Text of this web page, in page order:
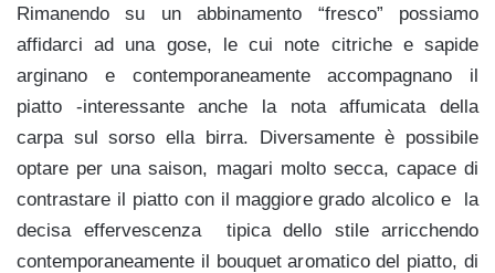
Rimanendo su un abbinamento “fresco” possiamo
affidarci ad una gose, le cui note citriche e sapide
arginano e contemporaneamente accompagnano il
piatto -interessante anche la nota affumicata della
carpa sul sorso ella birra. Diversamente è possibile
optare per una saison, magari molto secca, capace di
contrastare il piatto con il maggiore grado alcolico e la
decisa effervescenza tipica dello stile arricchendo
contemporaneamente il bouquet aromatico del piatto, di